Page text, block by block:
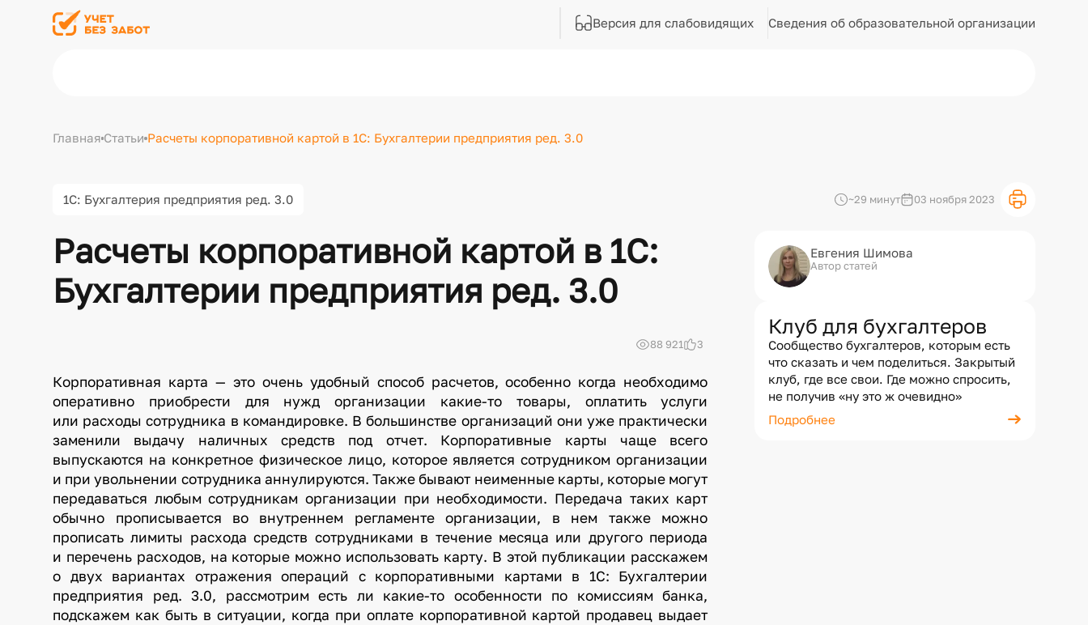
Версия для слабовидящих Сведения об образовательной организации
Главная СтатьиРасчеты корпоративной картой в 1С: Бухгалтерии предприятия ред. 3.0
1С: Бухгалтерия предприятия ред. 3.0 ~29 минут 03 ноября 2023
Расчеты корпоративной картой в 1С:
Бухгалтерии предприятия ред. 3.0
88 921 3
Корпоративная карта — это очень удобный способ расчетов, особенно когда необходимо
оперативно приобрести для нужд организации какие-то товары, оплатить услуги
или расходы сотрудника в командировке. В большинстве организаций они уже практически
заменили выдачу наличных средств под отчет. Корпоративные карты чаще всего
выпускаются на конкретное физическое лицо, которое является сотрудником организации
и при увольнении сотрудника аннулируются. Также бывают неименные карты, которые могут
передаваться любым сотрудникам организации при необходимости. Передача таких карт
обычно прописывается во внутреннем регламенте организации, в нем также можно
прописать лимиты расхода средств сотрудниками в течение месяца или другого периода
и перечень расходов, на которые можно использовать карту. В этой публикации расскажем
о двух вариантах отражения операций с корпоративными картами в 1С: Бухгалтерии
предприятия ред. 3.0, рассмотрим есть ли какие-то особенности по комиссиям банка,
подскажем как быть в ситуации, когда при оплате корпоративной картой продавец выдает
Евгения Шимова
Автор статей
Клуб для бухгалтеров
Сообщество бухгалтеров, которым есть
что сказать и чем поделиться. Закрытый
клуб, где все свои. Где можно спросить,
не получив «ну это ж очевидно»
Подробнее